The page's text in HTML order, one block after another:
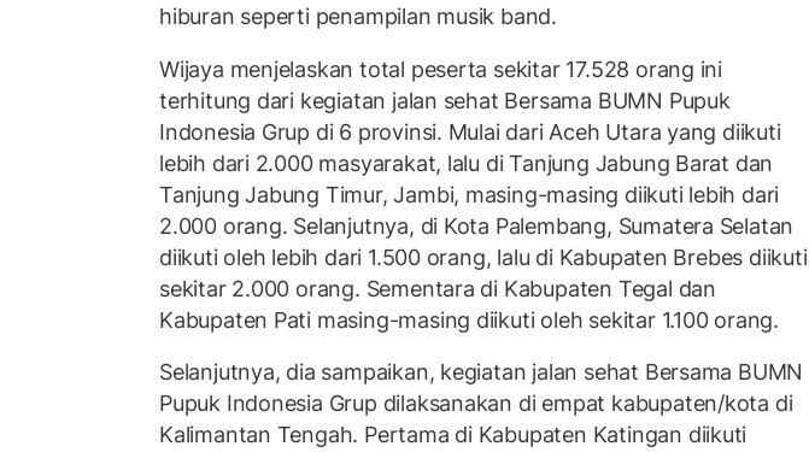
hiburan seperti penampilan musik band.
Wijaya menjelaskan total peserta sekitar 17.528 orang ini
terhitung dari kegiatan jalan sehat Bersama BUMN Pupuk
Indonesia Grup di 6 provinsi. Mulai dari Aceh Utara yang diikuti
lebih dari 2.000 masyarakat, lalu di Tanjung Jabung Barat dan
Tanjung Jabung Timur, Jambi, masing-masing diikuti lebih dari
2.000 orang. Selanjutnya, di Kota Palembang, Sumatera Selatan
diikuti oleh lebih dari 1.500 orang, lalu di Kabupaten Brebes diikuti
sekitar 2.000 orang. Sementara di Kabupaten Tegal dan
Kabupaten Pati masing-masing diikuti oleh sekitar 1.100 orang.
Selanjutnya, dia sampaikan, kegiatan jalan sehat Bersama BUMN
Pupuk Indonesia Grup dilaksanakan di empat kabupaten/kota di
Kalimantan Tengah. Pertama di Kabupaten Katingan diikuti